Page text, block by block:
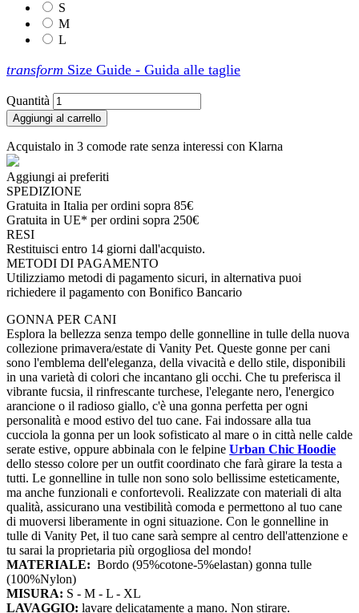
S
M
L
transform Size Guide - Guida alle taglie
Quantità
Aggiungi al carrello
Acquistalo in 3 comode rate senza interessi con Klarna
Aggiungi ai preferiti
SPEDIZIONE
Gratuita in Italia per ordini sopra 85€
Gratuita in UE* per ordini sopra 250€
RESI
Restituisci entro 14 giorni dall'acquisto.
METODI DI PAGAMENTO
Utilizziamo metodi di pagamento sicuri, in alternativa puoi
richiedere il pagamento con Bonifico Bancario
GONNA PER CANI
Esplora la bellezza senza tempo delle gonnelline in tulle della nuova
collezione primavera/estate di Vanity Pet. Queste gonne per cani
sono l'emblema dell'eleganza, della vivacità e dello stile, disponibili
in una varietà di colori che incantano gli occhi. Che tu preferisca il
vibrante fucsia, il rinfrescante turchese, l'elegante nero, l'energico
arancione o il radioso giallo, c'è una gonna perfetta per ogni
personalità e mood estivo del tuo cane. Fai indossare alla tua
cucciola la gonna per un look sofisticato al mare o in città nelle calde
serate estive, oppure abbinala con le felpine Urban Chic Hoodie
dello stesso colore per un outfit coordinato che farà girare la testa a
tutti. Le gonnelline in tulle non sono solo bellissime esteticamente,
ma anche funzionali e confortevoli. Realizzate con materiali di alta
qualità, assicurano una vestibilità comoda e permettono al tuo cane
di muoversi liberamente in ogni situazione. Con le gonnelline in
tulle di Vanity Pet, il tuo cane sarà sempre al centro dell'attenzione e
tu sarai la proprietaria più orgogliosa del mondo!
MATERIALE: Bordo (95%cotone-5%elastan) gonna tulle
(100%Nylon)
MISURA: S - M - L - XL
LAVAGGIO: lavare delicatamente a mano. Non stirare.